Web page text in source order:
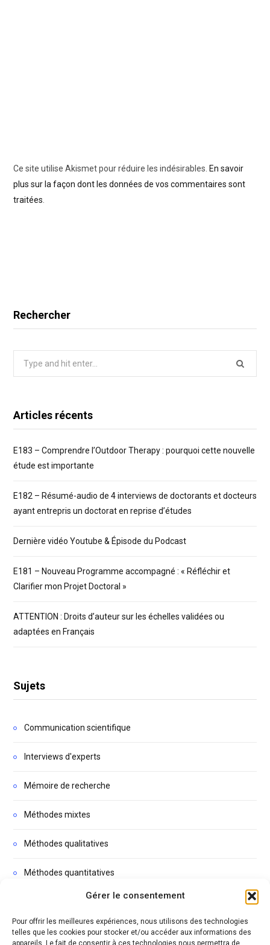
Gérer le consentement
Pour offrir les meilleures expériences, nous utilisons des technologies
telles que les cookies pour stocker et/ou accéder aux informations des
appareils. Le fait de consentir à ces technologies nous permettra de
Ce site utilise Akismet pour réduire les indésirables. En savoir
plus sur la façon dont les données de vos commentaires sont
traitées
Rechercher
Articles récents
E183 – Comprendre l’Outdoor Therapy : pourquoi cette nouvelle
étude est importante
E182 – Résumé-audio de 4 interviews de doctorants et docteurs
ayant entrepris un doctorat en reprise d’études
Dernière vidéo Youtube & Épisode du Podcast
E181 – Nouveau Programme accompagné : « Réfléchir et
Clarifier mon Projet Doctoral »
ATTENTION : Droits d’auteur sur les échelles validées ou
adaptées en Français
Sujets
Communication scientifique
Interviews d'experts
Mémoire de recherche
Méthodes mixtes
Méthodes qualitatives
Méthodes quantitatives
Podcasts